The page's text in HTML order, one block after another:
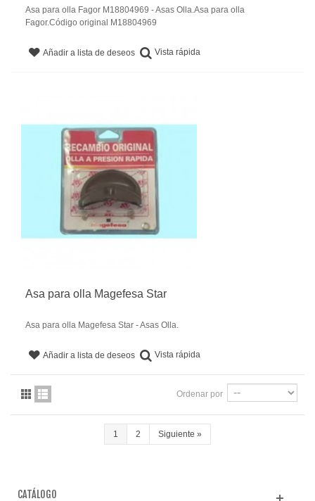
Asa para olla Fagor M18804969 - Asas Olla.Asa para olla
Fagor.Código original M18804969
Añadir a lista de deseos Vista rápida
Asa para olla Magefesa Star
Asa para olla Magefesa Star - Asas Olla.
Añadir a lista de deseos Vista rápida
Ordenar por
1 2 Siguiente »
CATÁLOGO